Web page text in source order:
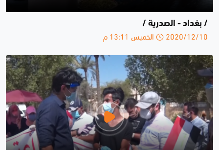
/ بغداد - الصدرية /
2020/12/10 الخميس 13:11 م